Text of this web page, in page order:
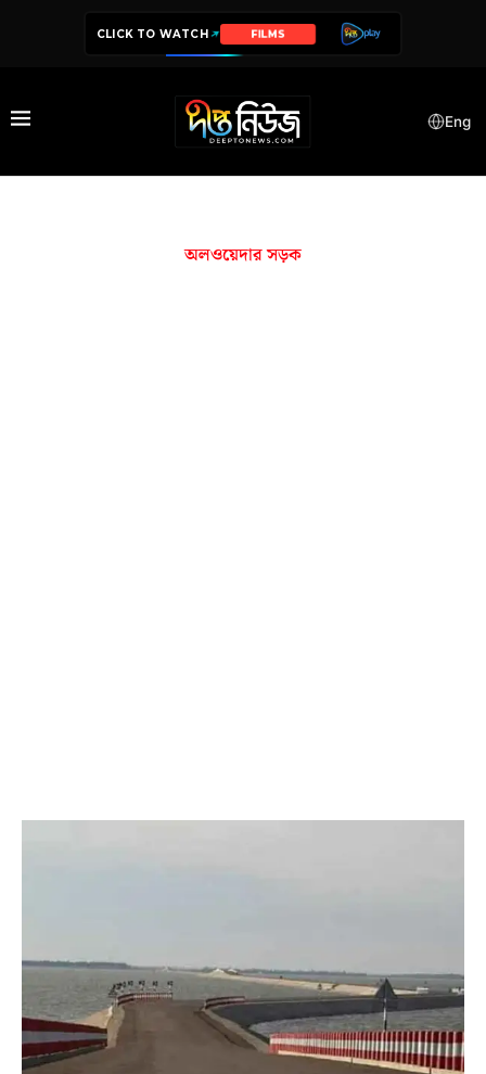
CLICK TO WATCH FILMS
Eng
অলওয়েদার সড়ক